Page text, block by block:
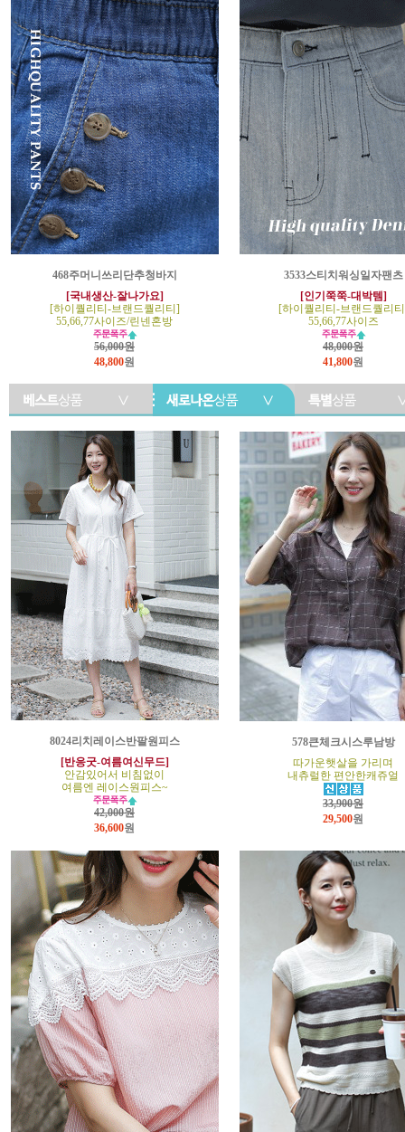
468주머니쓰리단추청바지
[국내생산-잘나가요]
[하이퀄리티-브랜드퀄리티]
55,66,77사이즈/린넨혼방
56,000원
48,800원
3533스티치워싱일자팬츠
[인기쭉쭉-대박템]
[하이퀄리티-브랜드퀄리
55,66,77사이즈
48,000원
41,800원
8024리치레이스반팔원피스
[반응굿-여름여신무드]
안감있어서 비침없이
여름엔 레이스원피스~
42,000원
36,600원
578큰체크시스루남방
따가운햇살을 가리며
내츄럴한 편안한캐쥬얼
33,900원
29,500원